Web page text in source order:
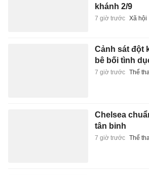
khánh 2/9
7 giờ trước Xã hội
Cảnh sát đột
bê bối tình
7 giờ trước Thể
Chelsea
tân binh
7 giờ trước Thể